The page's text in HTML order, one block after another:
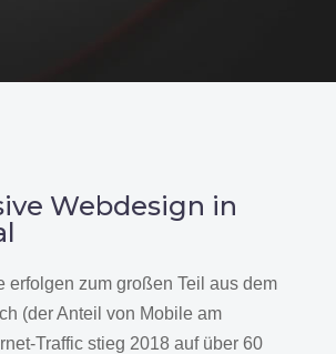
Webdesign in
erfolgen zum großen Teil aus dem
(der Anteil von Mobile am
Traffic stieg 2018 auf über 60